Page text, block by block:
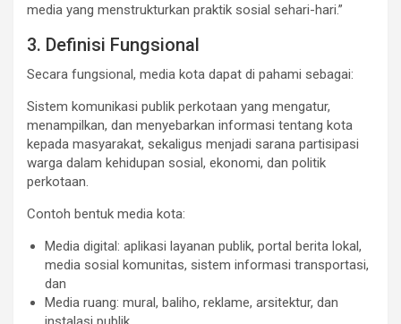
media yang menstrukturkan praktik sosial sehari-hari.”
3. Definisi Fungsional
Secara fungsional, media kota dapat di pahami sebagai:
Sistem komunikasi publik perkotaan yang mengatur,
menampilkan, dan menyebarkan informasi tentang kota
kepada masyarakat, sekaligus menjadi sarana partisipasi
warga dalam kehidupan sosial, ekonomi, dan politik
perkotaan.
Contoh bentuk media kota:
Media digital: aplikasi layanan publik, portal berita lokal,
media sosial komunitas, sistem informasi transportasi,
dan
Media ruang: mural, baliho, reklame, arsitektur, dan